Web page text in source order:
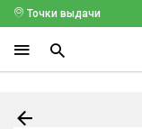
Точки выдачи